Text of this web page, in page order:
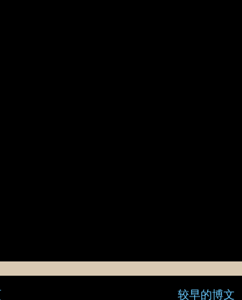
较早的博文